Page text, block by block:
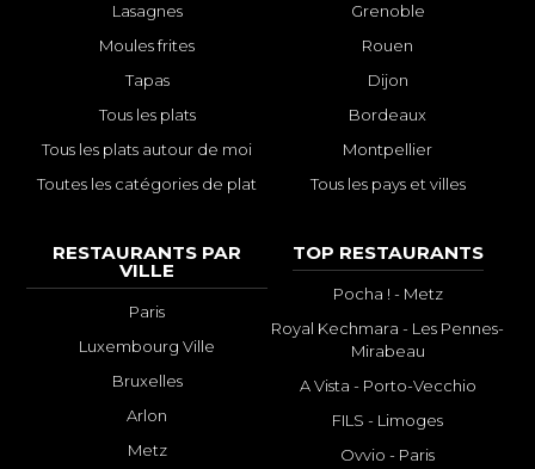
Lasagnes
Moules frites
Tapas
Tous les plats
Tous les plats autour de moi
Toutes les catégories de plat
Grenoble
Rouen
Dijon
Bordeaux
Montpellier
Tous les pays et villes
RESTAURANTS PAR
VILLE
Paris
Luxembourg Ville
Bruxelles
Arlon
Metz
TOP RESTAURANTS
Pocha ! - Metz
Royal Kechmara - Les Pennes-
Mirabeau
A Vista - Porto-Vecchio
FILS - Limoges
Ovvio - Paris